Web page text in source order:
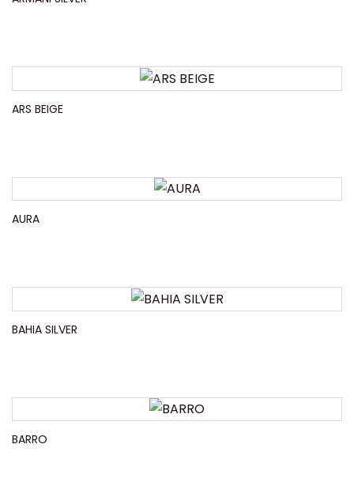
ARS BEIGE
AURA
BAHIA SILVER
BARRO